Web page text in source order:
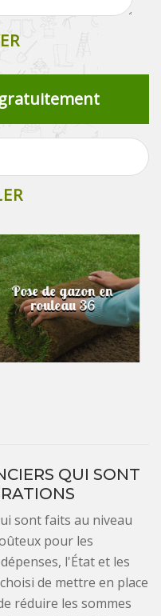
Abattage d'arbres 36
QUI SONT
sont faits au niveau
pour les
l'État et les
de mettre en place
réduire les sommes